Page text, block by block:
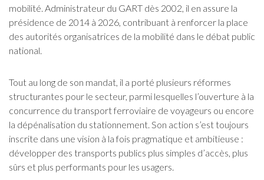
mobilité. Administrateur du GART dès 2002, il en assure la
présidence de 2014 à 2026, contribuant à renforcer la place
des autorités organisatrices de la mobilité dans le débat public
national.
Tout au long de son mandat, il a porté plusieurs réformes
structurantes pour le secteur, parmi lesquelles l’ouverture à la
concurrence du transport ferroviaire de voyageurs ou encore
la dépénalisation du stationnement. Son action s’est toujours
inscrite dans une vision à la fois pragmatique et ambitieuse :
développer des transports publics plus simples d’accès, plus
sûrs et plus performants pour les usagers.